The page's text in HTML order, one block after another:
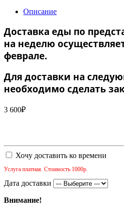
Описание
Доставка еды по
на неделю
феврале.
Для доставки на
необходимо сделать
3 600₽
Хочу доставить ко времени
Услуга платная. Стоимость 1000р.
Дата доставки
Внимание!